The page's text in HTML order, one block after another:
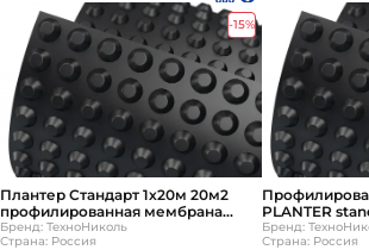
-15%
Плантер Стандарт 1х20м 20м2
профилированная мембрана
Planter Standard ТехноНИКОЛЬ
Бренд: ТехноНиколь
Страна: Россия
PLANTER
Бренд:
Страна: Россия